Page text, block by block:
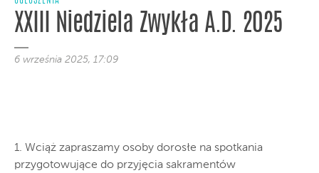
XXIII Niedziela Zwykła A.D. 2025
6 września 2025, 17:09
1. Wciąż zapraszamy osoby dorosłe na spotkania
przygotowujące do przyjęcia sakramentów